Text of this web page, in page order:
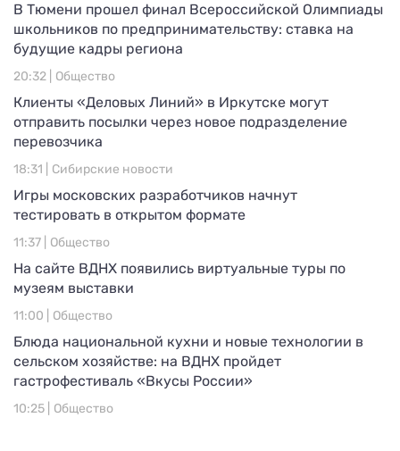
В Тюмени прошел финал Всероссийской Олимпиады
школьников по предпринимательству: ставка на
будущие кадры региона
20:32 | Общество
Клиенты «Деловых Линий» в Иркутске могут
отправить посылки через новое подразделение
перевозчика
18:31 | Сибирские новости
Игры московских разработчиков начнут
тестировать в открытом формате
11:37 | Общество
На сайте ВДНХ появились виртуальные туры по
музеям выставки
11:00 | Общество
Блюда национальной кухни и новые технологии в
сельском хозяйстве: на ВДНХ пройдет
гастрофестиваль «Вкусы России»
10:25 | Общество